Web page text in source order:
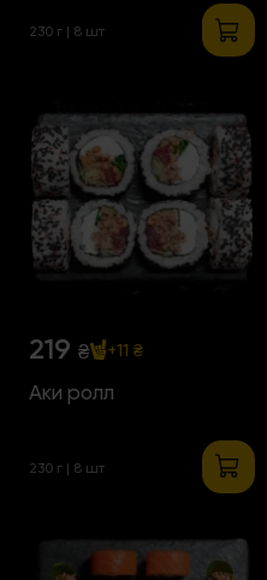
230 г | 8 шт
219 ₴ +11 ₴
Аки ролл
230 г | 8 шт